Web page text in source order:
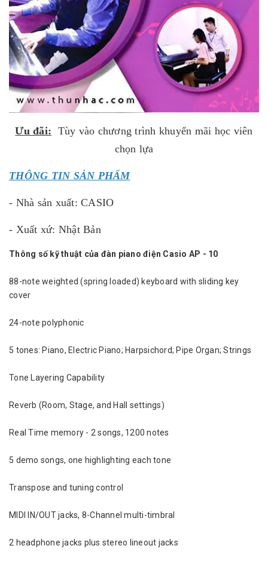
Ưu đãi: Tùy vào chương trình khuyến mãi học viên
chọn lựa
THÔNG TIN SẢN PHẨM
- Nhà sản xuất: CASIO
- Xuất xứ: Nhật Bản
Thông số kỹ thuật của đàn piano điện Casio AP - 10
88-note weighted (spring loaded) keyboard with sliding key
cover
24-note polyphonic
5 tones: Piano, Electric Piano; Harpsichord; Pipe Organ; Strings
Tone Layering Capability
Reverb (Room, Stage, and Hall settings)
Real Time memory - 2 songs, 1200 notes
5 demo songs, one highlighting each tone
Transpose and tuning control
MIDI IN/OUT jacks, 8-Channel multi-timbral
2 headphone jacks plus stereo lineout jacks